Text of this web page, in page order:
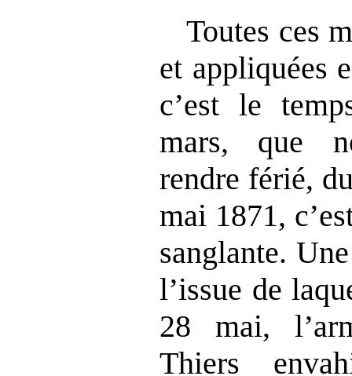
Toutes ces
et appliquées
c’est le
mars, que
rendre férié,
mai 1871,
sanglante.
l’issue de
28 mai,
Thiers